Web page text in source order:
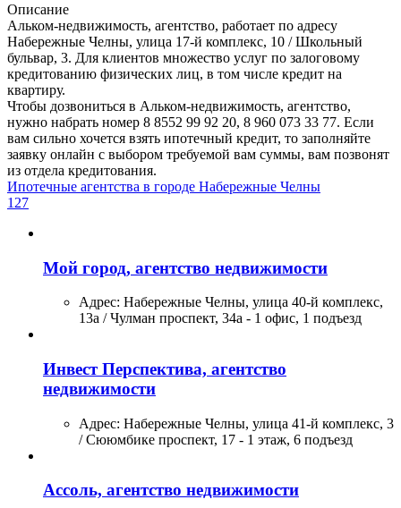
Описание
Альком-недвижимость, агентство, работает по адресу
Набережные Челны, улица 17-й комплекс, 10 / Школьный
бульвар, 3. Для клиентов множество услуг по залоговому
кредитованию физических лиц, в том числе кредит на
квартиру.
Чтобы дозвониться в Альком-недвижимость, агентство,
нужно набрать номер 8 8552 99 92 20, 8 960 073 33 77. Если
вам сильно хочется взять ипотечный кредит, то заполняйте
заявку онлайн с выбором требуемой вам суммы, вам позвонят
из отдела кредитования.
Ипотечные агентства в городе Набережные Челны
127
Мой город, агентство недвижимости
Адрес: Набережные Челны, улица 40-й комплекс,
13а / Чулман проспект, 34а - 1 офис, 1 подъезд
Инвест Перспектива, агентство
недвижимости
Адрес: Набережные Челны, улица 41-й комплекс, 3
/ Сююмбике проспект, 17 - 1 этаж, 6 подъезд
Ассоль, агентство недвижимости